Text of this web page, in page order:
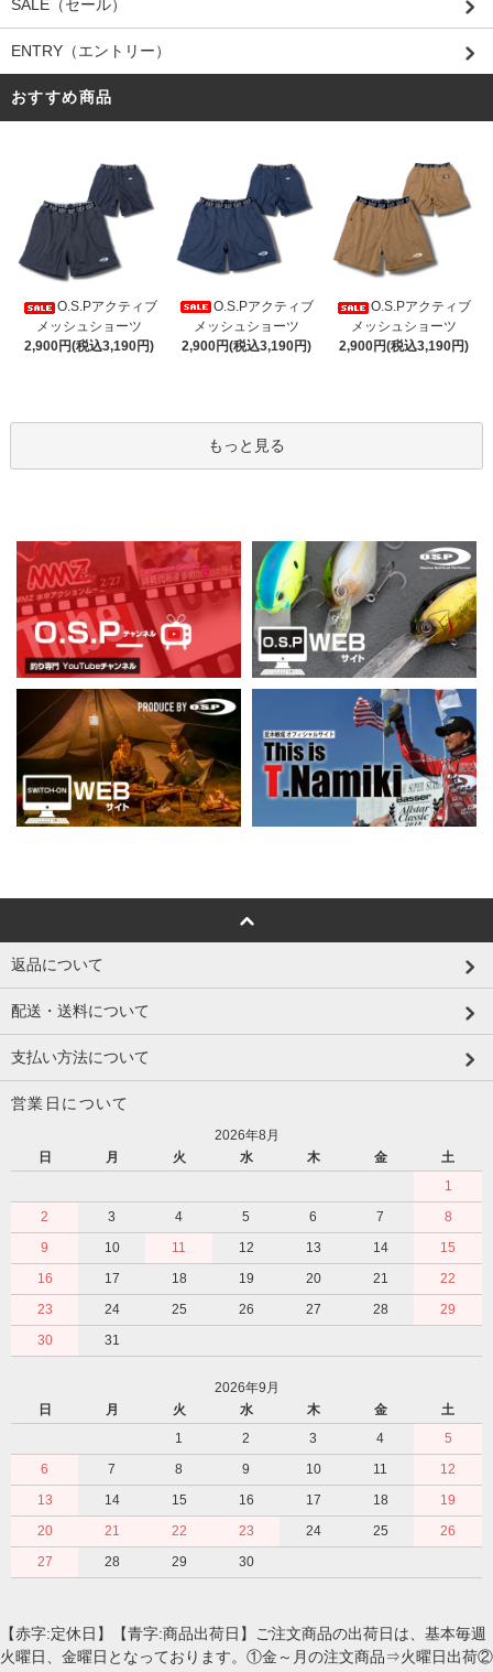
SALE（セール）
ENTRY（エントリー）
おすすめ商品
O.S.Pアクティブ
メッシュショーツ
2,900円(税込3,190円)
O.S.Pアクティブ
メッシュショーツ
2,900円(税込3,190円)
O.S.Pアクティブ
メッシュショーツ
2,900円(税込3,190円)
もっと見る
返品について
配送・送料について
支払い方法について
営業日について
2026年8月
日
月 火 水 木 金
土
1
2
3 4 5 6 7
8
9
10 11 12 13 14
15
16
17 18 19 20 21
22
23
24 25 26 27 28
29
30
31
2026年9月
日
月 火 水 木 金
土
1
2 3 4
5
6
7 8 9 10 11
12
13
14 15 16 17 18
19
20
21 22 23 24 25
26
27
28 29 30
【赤字:定休日】【青字:商品出荷日】ご注文商品の出荷日は、基本毎週
火曜日、金曜日となっております。①金～月の注文商品⇒火曜日出荷②